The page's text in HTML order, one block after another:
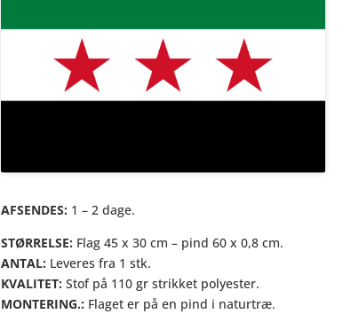
AFSENDES: 1 – 2 dage.
STØRRELSE: Flag 45 x 30 cm – pind 60 x 0,8 cm.
ANTAL: Leveres fra 1 stk.
KVALITET: Stof på 110 gr strikket polyester.
MONTERING.: Flaget er på en pind i naturtræ.